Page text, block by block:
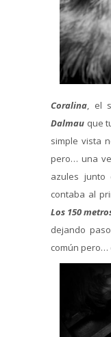
Coralina, el
Dalmau que
simple vista
pero… una
azules junto
contaba al
Los 150
dejando
común pero…